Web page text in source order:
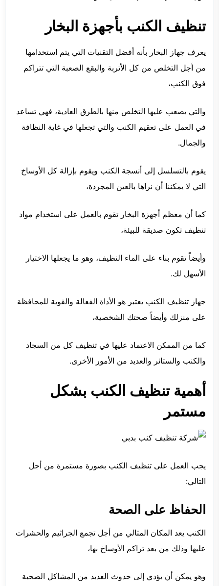
تنظيف الكنب بأجهزة البخار
يعرف جهاز البخار بأنه أفضل التقنيات التي يتم استخدامها
من أجل التخلص من كل الأتربة والبقع الصعبة التي تتراكم
فوق الكنب،
والتي يصعب عليها التخلص منها بالطرق العادية، فهي تساعد
في العمل على تعقيم الكنب والتي تجعلها في غاية النظافة
والجمال.
يقوم بالتسلسل إلى أنسجة الكنب ويقوم بإزالة كل الأوساخ
التي لا يمكننا أن نراها بالعين المجردة،
كما أن معظم أجهزة البخار تقوم بالعمل على استخدام مواد
تنظيف تكون صديقة للبيئة،
وأيضاً تقوم بناء على الماء النظيف، وهو ما يجعلها الاختيار
الأسهل لك.
جهاز تنظيف الكنب يعتبر هو الأداة الفعالة والقوية للمحافظة
على منزلك وأيضاً صحتك الشخصية،
كما من الممكن الاعتماد عليها في تنظيف كل من السجاد
والكنب والستائر والعديد من الأمور الأخرى.
أهمية تنظيف الكنب بشكل
مستمر
يجب العمل على تنظيف الكنب بصورة مستمرة من أجل
التالي:
الحفاظ على الصحة
الكنب يعد المكان المثالي من أجل تجمع الجراثيم والحشرات
عليها وذلك من بعد تراكم الأوساخ بها،
وهو يمكن أن يؤدي إلى حدوث العديد من المشاكل الصحية